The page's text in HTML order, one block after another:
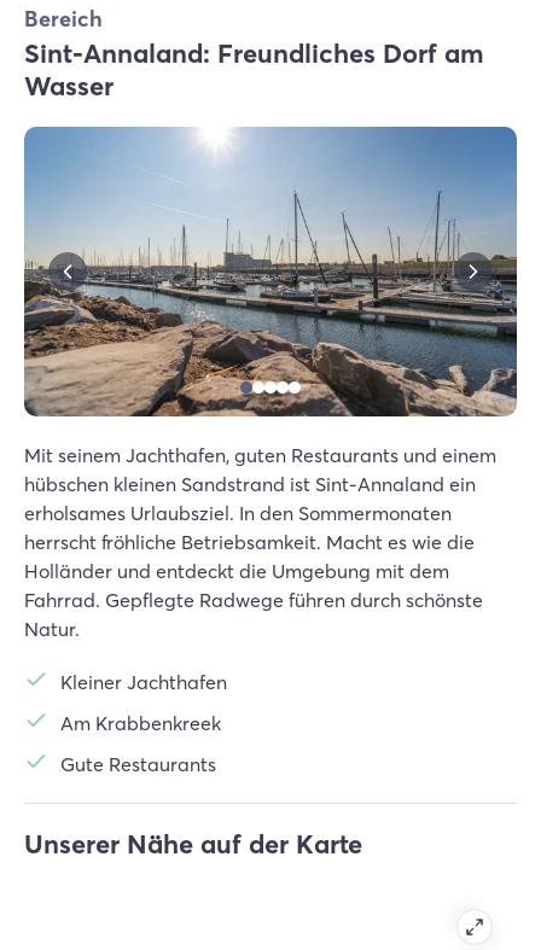
Bereich
Sint-Annaland: Freundliches Dorf am
Wasser
Mit seinem Jachthafen, guten Restaurants und einem
hübschen kleinen Sandstrand ist Sint-Annaland ein
erholsames Urlaubsziel. In den Sommermonaten
herrscht fröhliche Betriebsamkeit. Macht es wie die
Holländer und entdeckt die Umgebung mit dem
Fahrrad. Gepflegte Radwege führen durch schönste
Natur.
Kleiner Jachthafen
Am Krabbenkreek
Gute Restaurants
Unserer Nähe auf der Karte